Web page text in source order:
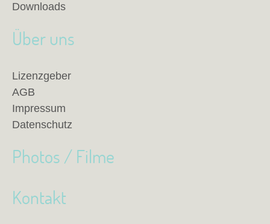
Downloads
Über uns
Lizenzgeber
AGB
Impressum
Datenschutz
Photos / Filme
Kontakt